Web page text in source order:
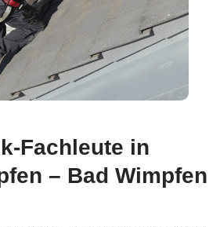
Fachleute in
– Bad Wimpfen